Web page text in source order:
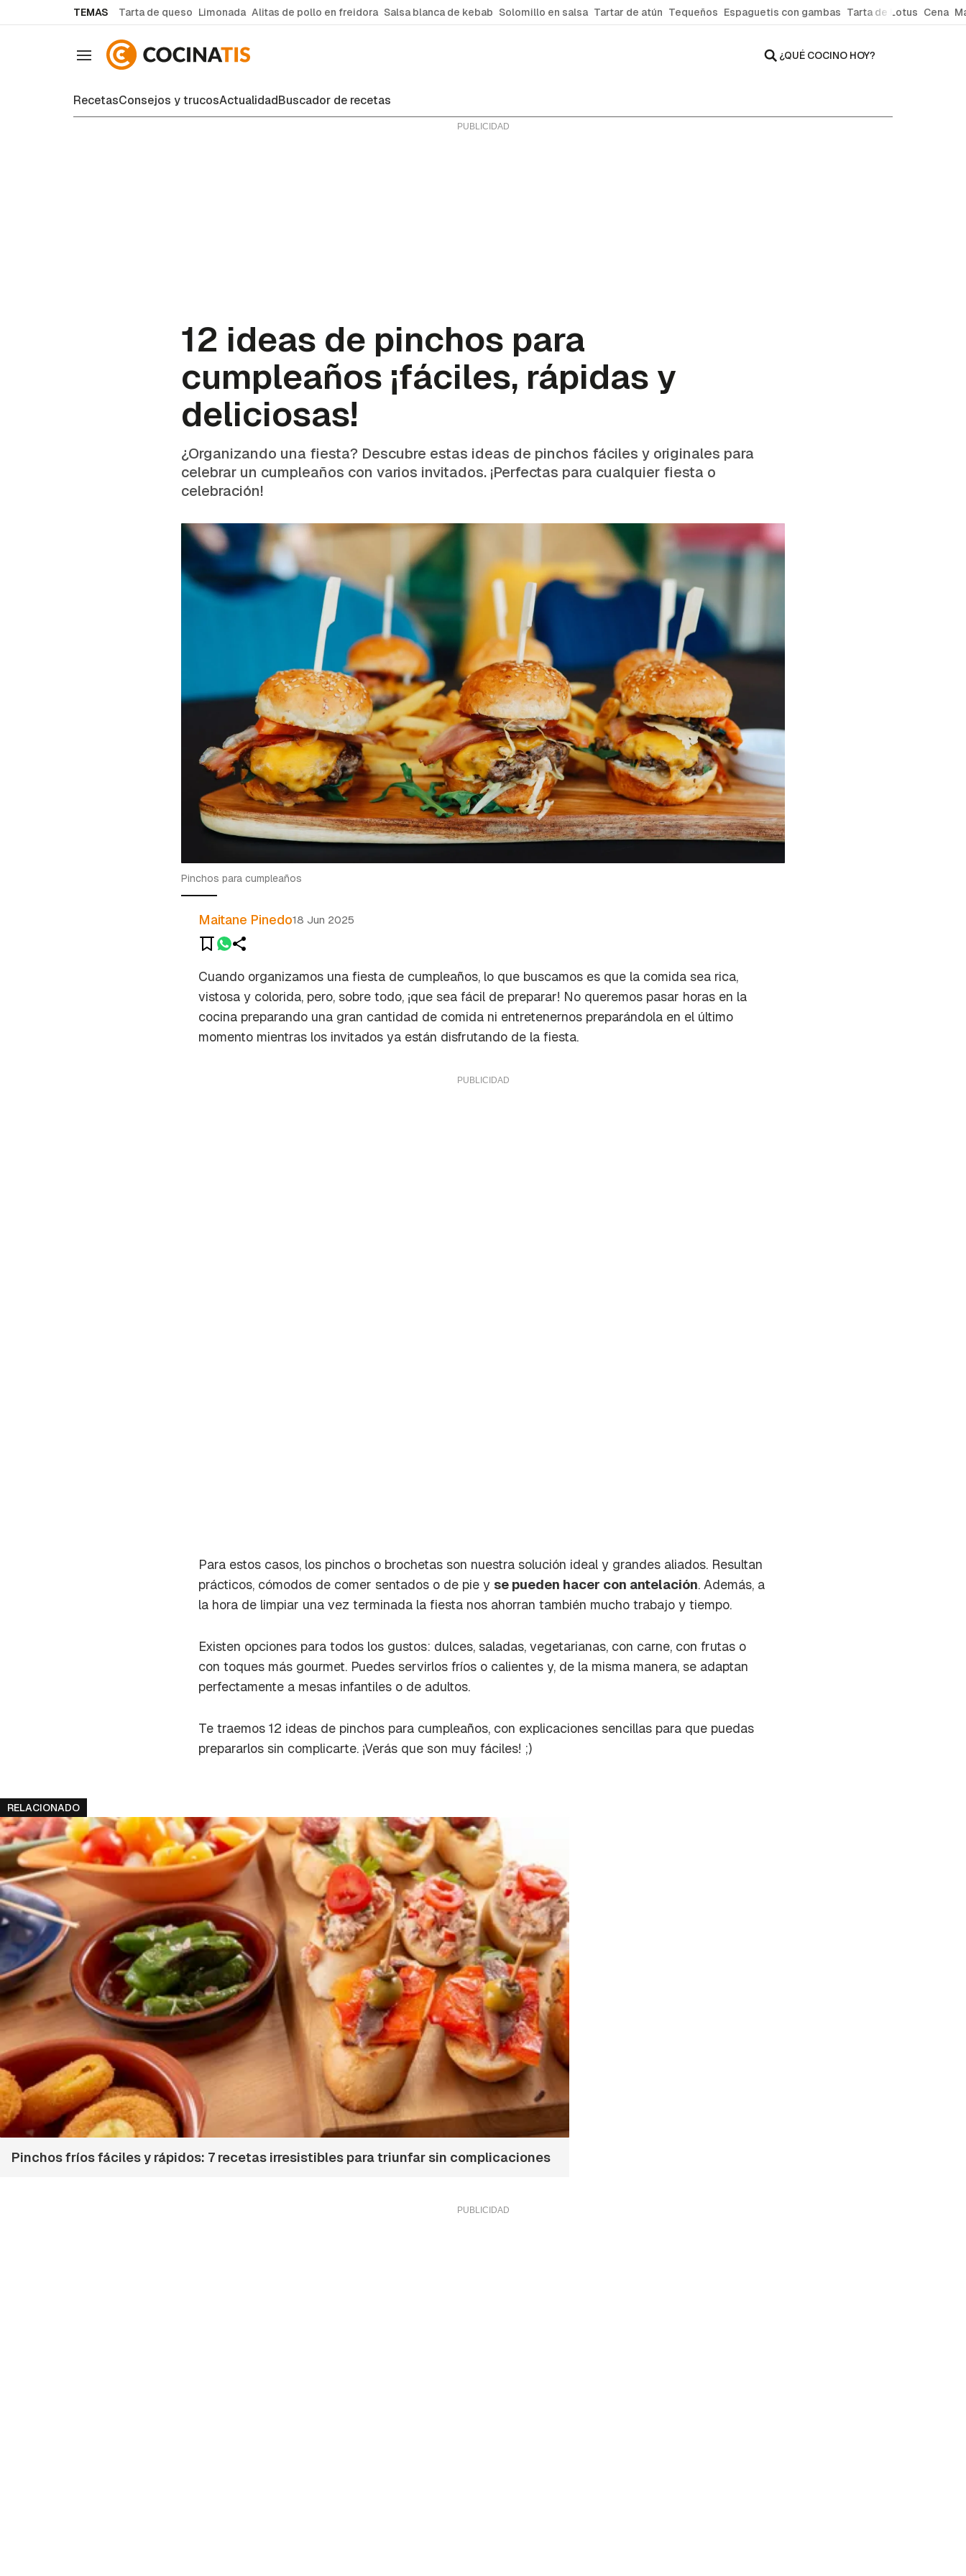
TEMAS Tarta de queso Limonada Alitas de pollo en freidora Salsa blanca de kebab Solomillo en salsa Tartar de atún Tequeños Espaguetis con gambas Tarta de Lotus Cena
Navegación ¿QUÉ COCINO HOY?
RecetasConsejos y trucosActualidadBuscador de recetas
12 ideas de pinchos para
cumpleaños ¡fáciles, rápidas y
deliciosas!
¿Organizando una fiesta? Descubre estas ideas de pinchos fáciles y originales para
celebrar un cumpleaños con varios invitados. ¡Perfectas para cualquier fiesta o
celebración!
Pinchos para cumpleaños
Maitane Pinedo18 Jun 2025
Guardar como favorito
Para poder guardar como favorito, primero has de iniciar sesión con tu
INICIAR SESIÓN CANCELAR
Cuando organizamos una fiesta de cumpleaños, lo que buscamos es que la comida sea rica,
vistosa y colorida, pero, sobre todo, ¡que sea fácil de preparar! No queremos pasar horas en la
cocina preparando una gran cantidad de comida ni entretenernos preparándola en el último
momento mientras los invitados ya están disfrutando de la fiesta.
Para estos casos, los pinchos o brochetas son nuestra solución ideal y grandes aliados. Resultan
prácticos, cómodos de comer sentados o de pie y se pueden hacer con antelación. Además, a
la hora de limpiar una vez terminada la fiesta nos ahorran también mucho trabajo y tiempo.
Existen opciones para todos los gustos: dulces, saladas, vegetarianas, con carne, con frutas o
con toques más gourmet. Puedes servirlos fríos o calientes y, de la misma manera, se adaptan
perfectamente a mesas infantiles o de adultos.
Te traemos 12 ideas de pinchos para cumpleaños, con explicaciones sencillas para que puedas
prepararlos sin complicarte. ¡Verás que son muy fáciles! ;)
RELACIONADO
Pinchos fríos fáciles y rápidos: 7 recetas irresistibles para triunfar sin complicaciones
Contenido enviado
Gracias por suscribirte a nuestro boletín.
ACEPTAR